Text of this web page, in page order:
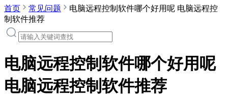
首页 常见问题
电脑远程控制软件哪个好用呢 电脑远程控
制软件推荐
电脑远程控制软件哪个好用呢
电脑远程控制软件推荐